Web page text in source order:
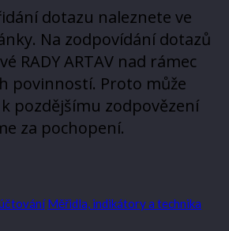
dotazu naleznete ve
Na zodpovídání dotazů
RADY ARTAV nad rámec
povinností. Proto může
pozdějšímu zodpovězení
za pochopení.
Měřidla, indikátory a technika